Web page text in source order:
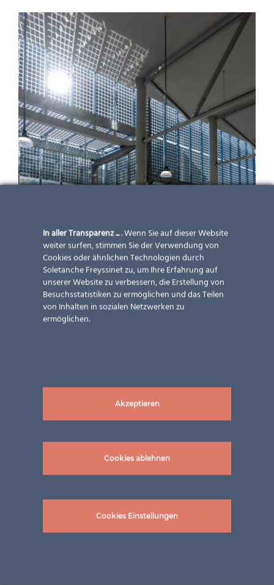
U6 Floridsdorf
Anwendungen,Design &
Ästhetik,Einsatzmöglichkeiten
Energieleistung,Gebäudetypen
hinterlüftete Fassaden
Land,Leistungen,Lösungen,
Sonnenschutzstrategie
U6 Floridsdorf Partner: Kovoreal-Holic s.r.o. Module:
TVG 6/6 und 8/8 | diverse Größen Transparenz: 32-55
In aller Transparenz .... Wenn Sie auf dieser Website
weiter surfen, stimmen Sie der Verwendung von
Cookies oder ähnlichen Technologien durch
Soletanche Freyssinet zu, um Ihre Erfahrung auf
unserer Website zu verbessern, die Erstellung von
Besuchsstatistiken zu ermöglichen und das Teilen
von Inhalten in sozialen Netzwerken zu
ermöglichen.
Akzeptieren
Cookies ablehnen
Cookies Einstellungen